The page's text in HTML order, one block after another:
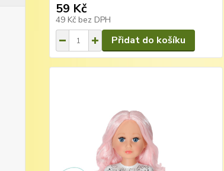
59 Kč
49 Kč bez DPH
Přidat do košíku